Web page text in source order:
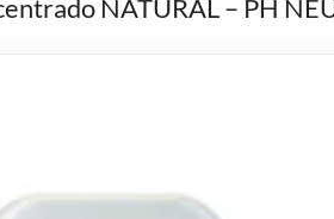
NATURAL – PH